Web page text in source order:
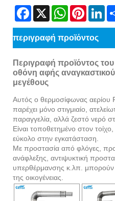
Facebook
X WhatsAppPinterest
περιγραφή προϊόντος
Περιγραφή προϊόντος
οθόνη αφής
μεγέθους
Αυτός ο θερμοσίφωνας αερίου
παρέχει μόνο στιγμιαίο,
παραγγελία, αλλά ζεστό νερό
Είναι τοποθετημένο στον
εύκολο στην εγκατάσταση.
Με προστασία από φλόγες,
ανάφλεξης, αντιψυκτική
υπερθέρμανσης κ.λπ. μπορούν
της οικογένειας.